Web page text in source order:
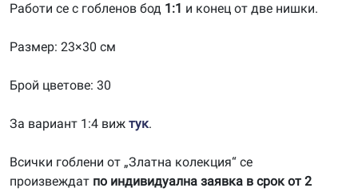
Работи се с гобленов бод 1:1 и конец от две нишки.
Размер: 23×30 см
Брой цветове: 30
За вариант 1:4 виж тук.
Всички гоблени от „Златна колекция“ се
произвеждат по индивидуална заявка в срок от 2